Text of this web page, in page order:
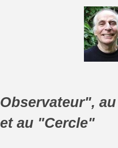
Observateur",
et au "Cercle"